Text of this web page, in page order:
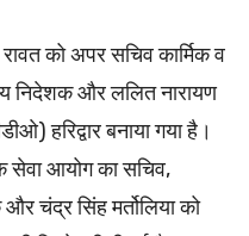
रावत को अपर सचिव कार्मिक व
निदेशक और ललित नारायण
हरिद्वार बनाया गया है।
सेवा आयोग का सचिव,
चंद्र सिंह मर्तोलिया को